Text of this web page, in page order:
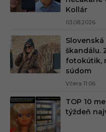
Kollár
03.08.2026
škandálu.
fotokútik,
súdom
Včera 11:06
TOP 10
týždeň